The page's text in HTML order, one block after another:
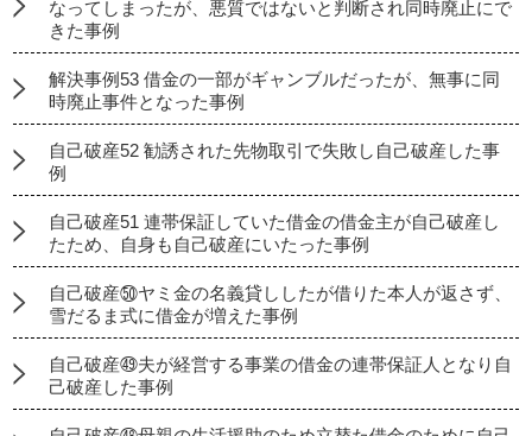
なってしまったが、悪質ではないと判断され同時廃止にで
きた事例
解決事例53 借金の一部がギャンブルだったが、無事に同
時廃止事件となった事例
自己破産52 勧誘された先物取引で失敗し自己破産した事
例
自己破産51 連帯保証していた借金の借金主が自己破産し
たため、自身も自己破産にいたった事例
自己破産㊿ヤミ金の名義貸ししたが借りた本人が返さず、
雪だるま式に借金が増えた事例
自己破産㊾夫が経営する事業の借金の連帯保証人となり自
己破産した事例